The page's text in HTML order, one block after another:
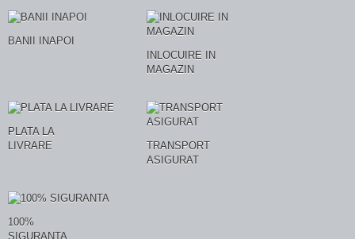
BANII INAPOI
INLOCUIRE IN
MAGAZIN
PLATA LA
LIVRARE
TRANSPORT
ASIGURAT
100%
SIGURANTA